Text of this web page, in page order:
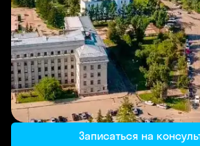
Записаться на